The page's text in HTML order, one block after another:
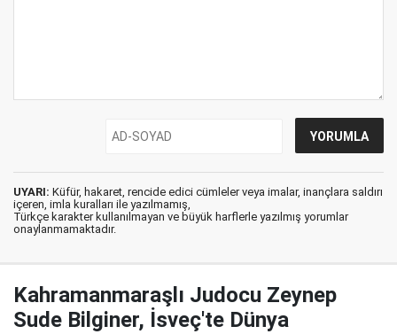
UYARI: Küfür, hakaret, rencide edici cümleler veya imalar, inançlara saldırı
içeren, imla kuralları ile yazılmamış,
Türkçe karakter kullanılmayan ve büyük harflerle yazılmış yorumlar
onaylanmamaktadır.
Kahramanmaraşlı Judocu Zeynep
Sude Bilginer, İsveç'te Dünya